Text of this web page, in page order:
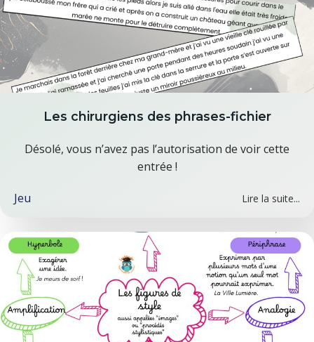
Les chirurgiens des phrases-fichier
Désolé, vous n’avez pas l’autorisation de voir cette
entrée !
Jeu Lire la suite...